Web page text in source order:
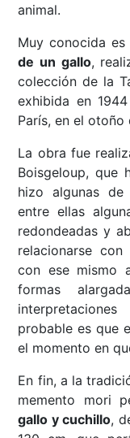
animal.
Muy conocida es
de un gallo,
colección de la
exhibida en
París, en el otoño
La obra fue
Boisgeloup, que
hizo algunas de
entre ellas
redondeadas y
relacionarse con
con ese mismo
formas
probable es que
el momento en
En fin, a la
memento mori
gallo y cuchillo,